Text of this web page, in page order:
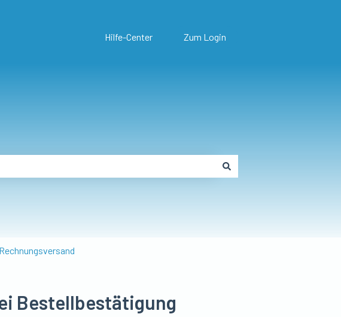
Hilfe-Center Zum Login
Bestellbestätigung